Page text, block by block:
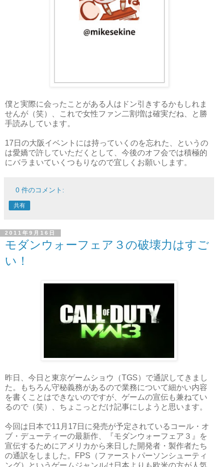
僕と実際に会ったことがある人はドン引きするかもしれま
せんが（笑）、これで女性ファン二割増は確実だね、と勝
手読みしています。
17日の大阪イベントには持っていくのを忘れた、というの
は愛嬌で許していただくとして、今後のオフ会では積極的
にバラまいていくつもりなので宜しくお願いします。
0 件のコメント:
共有
2011年9月16日
モダンウォーフェア３の破壊力はすご
い！
昨日、今日と東京ゲームショウ（TGS）で通訳してきまし
た。もちろん守秘義務があるので業務について細かい内容
を書くことはできないのですが、ゲームの宣伝も兼ねてい
るので（笑）、ちょこっとだけ記事にしようと思います。
今回は日本で11月17日に発売が予定されているコール・オ
ブ・デューティーの最新作、『モダンウォーフェア３』を
宣伝するためにアメリカから来日した開発者・製作者たち
の通訳をしました。FPS（ファーストパーソンシューティ